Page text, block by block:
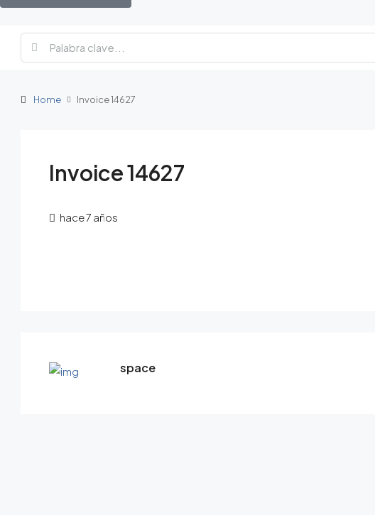
Home Invoice 14627
Invoice 14627
hace 7 años
space